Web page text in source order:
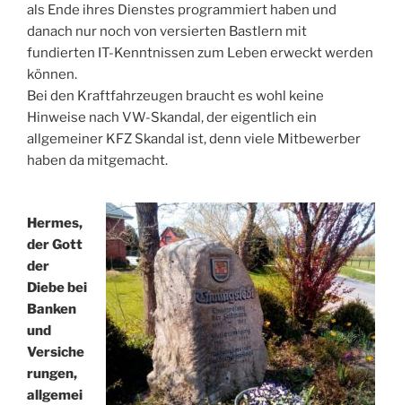
als Ende ihres Dienstes programmiert haben und
danach nur noch von versierten Bastlern mit
fundierten IT-Kenntnissen zum Leben erweckt werden
können.
Bei den Kraftfahrzeugen braucht es wohl keine
Hinweise nach VW-Skandal, der eigentlich ein
allgemeiner KFZ Skandal ist, denn viele Mitbewerber
haben da mitgemacht.
Hermes,
der Gott
der
Diebe bei
Banken
und
Versiche
rungen,
allgemei